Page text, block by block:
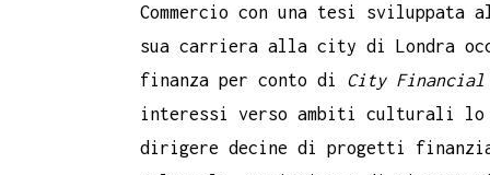
Commercio con una tesi sviluppata
sua carriera alla city di Londra
finanza per conto di City Financial
interessi verso ambiti culturali lo
dirigere decine di progetti